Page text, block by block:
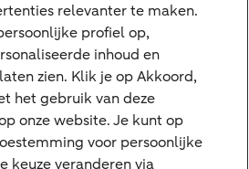
relevanter te maken.
profiel op,
inhoud en
zien. Klik je op Akkoord,
het gebruik van deze
onze website. Je kunt op
voor persoonlijke
keuze veranderen via